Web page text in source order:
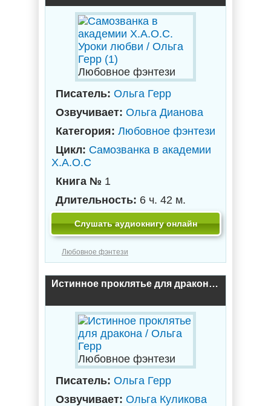
Любовное фэнтези
Писатель: Ольга Герр
Озвучивает: Ольга Дианова
Категория: Любовное фэнтези
Цикл: Самозванка в академии
Х.А.О.С
Книга № 1
Длительность: 6 ч. 42 м.
Слушать аудиокнигу онлайн
Любовное фэнтези
Истинное проклятье для дракона / Ольга Герр
Любовное фэнтези
Писатель: Ольга Герр
Озвучивает: Ольга Куликова